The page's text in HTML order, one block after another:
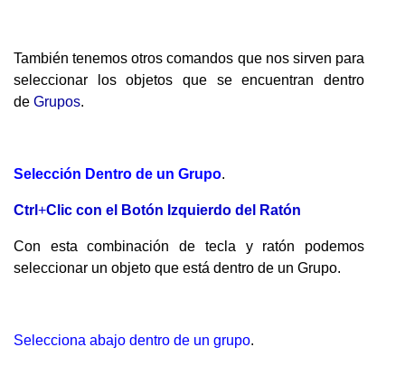
También tenemos otros comandos que nos sirven para
seleccionar los objetos que se encuentran dentro
de Grupos.
Selección Dentro de un Grupo.
Ctrl +Clic con el Botón Izquierdo del Ratón
Con esta combinación de tecla y ratón podemos
seleccionar un objeto que está dentro de un Grupo.
Selecciona abajo dentro de un grupo.